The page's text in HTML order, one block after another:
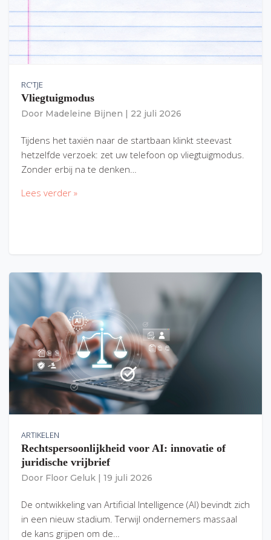
RC'TJE
Vliegtuigmodus
Door Madeleine Bijnen 22 juli 2026
Tijdens het taxiën naar de startbaan klinkt steevast
hetzelfde verzoek: zet uw telefoon op vliegtuigmodus.
Zonder erbij na te denken…
Lees verder »
ARTIKELEN
Rechtspersoonlijkheid voor AI: innovatie of
juridische vrijbrief
Door Floor Geluk 19 juli 2026
De ontwikkeling van Artificial Intelligence (AI) bevindt zich
in een nieuw stadium. Terwijl ondernemers massaal
de kans grijpen om de…